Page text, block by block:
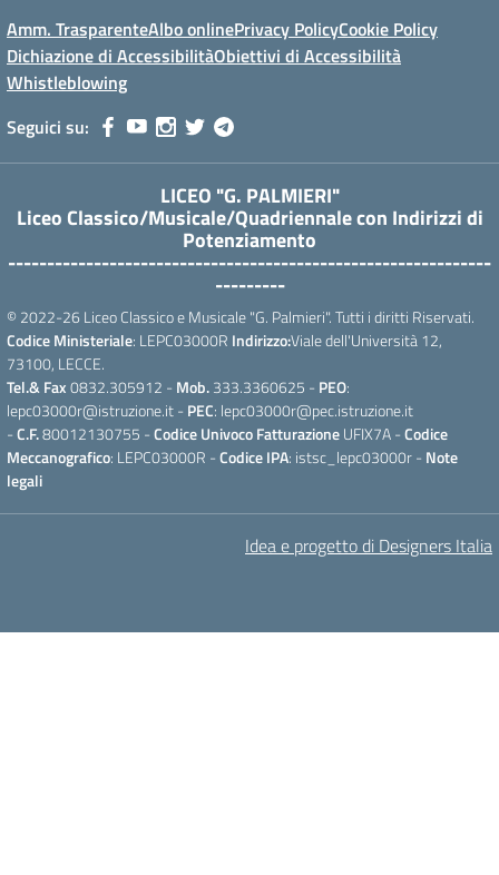
Amm. TrasparenteAlbo onlinePrivacy PolicyCookie Policy
Dichiazione di AccessibilitàObiettivi di Accessibilità
Whistleblowing
Seguici su:
LICEO "G. PALMIERI"
Liceo Classico/Musicale/Quadriennale con Indirizzi di
Potenziamento
--------------------------------------------------------------
---------
© 2022-26 Liceo Classico e Musicale "G. Palmieri". Tutti i diritti Riservati.
Codice Ministeriale: LEPC03000R Indirizzo:Viale dell'Università 12,
73100, LECCE.
Tel.& Fax0832.305912 - Mob.333.3360625 - PEO:
lepc03000r@istruzione.it - PEC: lepc03000r@pec.istruzione.it
-C.F.80012130755 -Codice Univoco FatturazioneUFIX7A -Codice
Meccanografico: LEPC03000R -Codice IPA: istsc_lepc03000r - Note
legali
Idea e progetto di Designers Italia